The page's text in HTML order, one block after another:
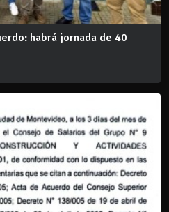
habrá jornada de 40